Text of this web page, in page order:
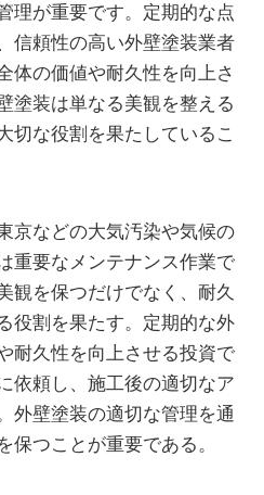
理が重要です。定期的な点
信頼性の高い外壁塗装業者
体の価値や耐久性を向上さ
塗装は単なる美観を整える
切な役割を果たしているこ
京などの大気汚染や気候の
重要なメンテナンス作業で
観を保つだけでなく、耐久
役割を果たす。定期的な外
耐久性を向上させる投資で
依頼し、施工後の適切なア
外壁塗装の適切な管理を通
保つことが重要である。